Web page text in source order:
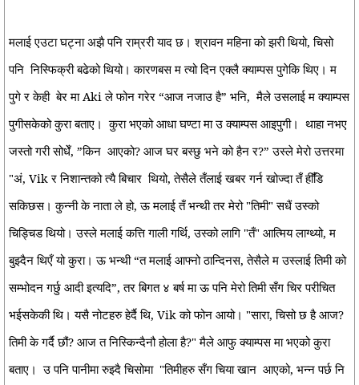
मलाई एउटा घट्ना अझै पनि राम्ररी याद छ। श्रावन महिना को झरी थियो, चिसो
पनि निस्फिक्री बढेको थियो। कारणबस म त्यो दिन एक्लै क्याम्पस पुगेकि थिए। म
पुगे र केही बेर मा Aki ले फोन गरेर “आज नजाउ है” भनि, मैले उसलाई म क्याम्पस
पुगीसकेको कुरा बताए। कुरा भएको आधा घण्टा मा उ क्याम्पस आइपुगी। थाहा नभए
जस्तो गरी सोधेँ, ”किन आएको? आज घर बस्छु भने को हैन र?” उस्ले मेरो उत्तरमा
"अं, Vik र निशान्तको त्यै बिचार थियो, तेसैले तँलाई खबर गर्न खोज्दा तँ हीँडि
सकिछस। कुन्नी के नाता ले हो, ऊ मलाई तँ भन्थी तर मेरो "तिमी" सधैं उस्को
चिड्चिड थियो। उस्ले मलाई कत्ति गाली गर्थि, उस्को लागि "तँ" आत्मिय लाग्थ्यो, म
बुझ्दैन थिएँ यो कुरा। ऊ भन्थी “त मलाई आफ्नो ठान्दिनस, तेसैले म उस्लाई तिमी को
सम्भोदन गर्छु आदी इत्यदि”, तर बिगत ४ बर्ष मा ऊ पनि मेरो तिमी सँग चिर परीचित
भईसकेकी थि। यसै नोटहरु हेर्दै थि, Vik को फोन आयो। "सारा, चिसो छ है आज?
तिमी के गर्दै छौं? आज त निस्किन्दैनौ होला है?" मैले आफु क्याम्पस मा भएको कुरा
बताए। उ पनि पानीमा रुझ्दै चिसोमा "तिमीहरु सँग चिया खान आएको, भन्न पर्छ नि